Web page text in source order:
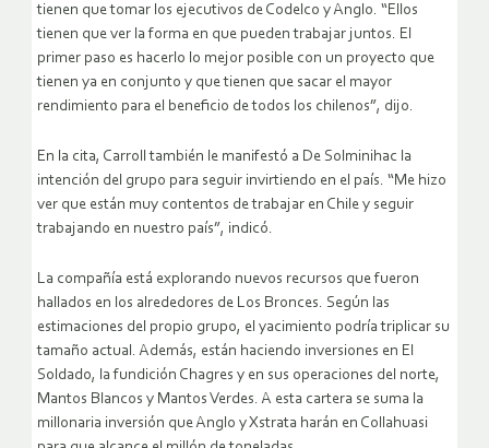
tienen que tomar los ejecutivos de Codelco y Anglo. “Ellos
tienen que ver la forma en que pueden trabajar juntos. El
primer paso es hacerlo lo mejor posible con un proyecto que
tienen ya en conjunto y que tienen que sacar el mayor
rendimiento para el beneficio de todos los chilenos”, dijo.
En la cita, Carroll también le manifestó a De Solminihac la
intención del grupo para seguir invirtiendo en el país. “Me hizo
ver que están muy contentos de trabajar en Chile y seguir
trabajando en nuestro país”, indicó.
La compañía está explorando nuevos recursos que fueron
hallados en los alrededores de Los Bronces. Según las
estimaciones del propio grupo, el yacimiento podría triplicar su
tamaño actual. Además, están haciendo inversiones en El
Soldado, la fundición Chagres y en sus operaciones del norte,
Mantos Blancos y Mantos Verdes. A esta cartera se suma la
millonaria inversión que Anglo y Xstrata harán en Collahuasi